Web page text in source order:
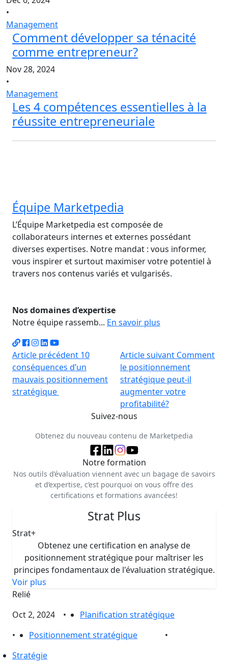
•
Management
Comment développer sa ténacité
comme entrepreneur?
Nov 28, 2024
•
Management
Les 4 compétences essentielles à la
réussite entrepreneuriale
Équipe Marketpedia
L’Équipe Marketpedia est composée de
collaborateurs internes et externes possédant
diverses expertises. Notre mandat : vous informer,
vous inspirer et surtout maximiser votre potentiel à
travers nos contenus variés et vulgarisés.
Nos domaines d’expertise
Notre équipe rassemb... En savoir plus
Article précédent 10
conséquences d’un
mauvais positionnement
stratégique
Article suivant Comment
le positionnement
stratégique peut-il
augmenter votre
profitabilité?
Suivez-nous
Obtenez du nouveau contenu de Marketpedia
Notre formation
Nos outils d’évaluation viennent avec un bagage de savoirs
et d’expertise, c’est pourquoi on vous offre des
certifications et formations avancées!
Strat Plus
Strat+
Obtenez une certification en analyse de
positionnement stratégique pour maîtriser les
principes fondamentaux de l'évaluation stratégique.
Voir plus
Relié
Oct 2, 2024
•
Planification stratégique
•
Positionnement stratégique
•
Stratégie